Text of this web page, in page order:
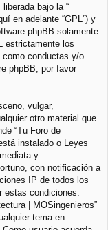
bajo la “
en adelante “GPL”) y
phpBB solamente
estrictamente los
como conductas y/o
phpBB, por favor
vulgar,
otro material que
“Tu Foro de
instalado o Leyes
y
con notificación a
IP de todos los
condiciones.
| MOSingenieros”
tema en